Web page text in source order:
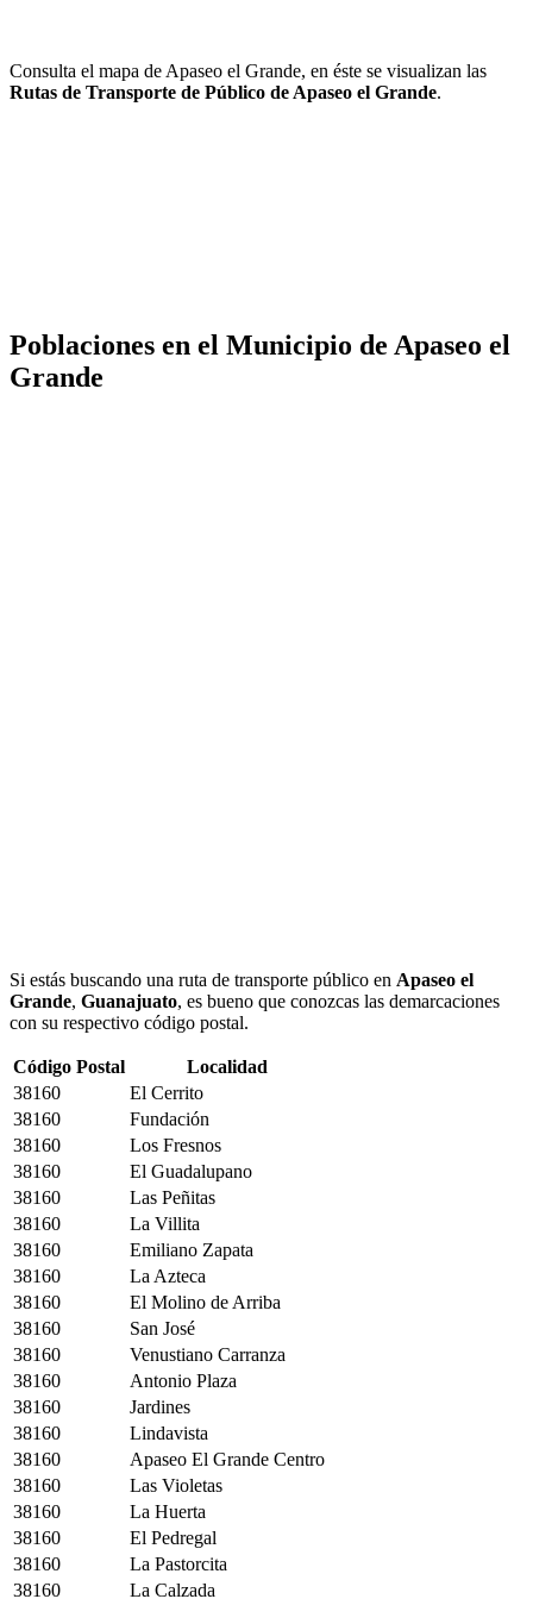
Consulta el mapa de Apaseo el Grande, en éste se visualizan las
Rutas de Transporte de Público de Apaseo el Grande.
Poblaciones en el Municipio de Apaseo el
Grande
Si estás buscando una ruta de transporte público en Apaseo el
Grande, Guanajuato, es bueno que conozcas las demarcaciones
con su respectivo código postal.
Código Postal
Localidad
38160
El Cerrito
38160
Fundación
38160
Los Fresnos
38160
El Guadalupano
38160
Las Peñitas
38160
La Villita
38160
Emiliano Zapata
38160
La Azteca
38160
El Molino de Arriba
38160
San José
38160
Venustiano Carranza
38160
Antonio Plaza
38160
Jardines
38160
Lindavista
38160
Apaseo El Grande Centro
38160
Las Violetas
38160
La Huerta
38160
El Pedregal
38160
La Pastorcita
38160
La Calzada